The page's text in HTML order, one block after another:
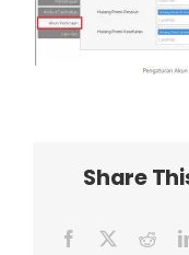
Share
Facebook